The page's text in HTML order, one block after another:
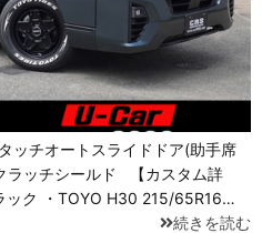
ッチオートスライドドア(助手席
ラッチシールド 【カスタム詳
ック ・TOYO H30 215/65R16…
続きを読む